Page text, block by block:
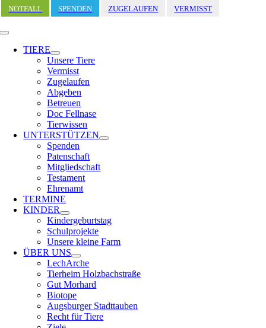
Zum
Inhalt
springen
NOTFALL SPENDEN ZUGELAUFEN VERMISST
Toggle
Navigation
TIERE
Unsere Tiere
Vermisst
Zugelaufen
Abgeben
Betreuen
Doc Fellnase
Tierwissen
UNTERSTÜTZEN
Spenden
Patenschaft
Mitgliedschaft
Testament
Ehrenamt
TERMINE
KINDER
Kindergeburtstag
Schulprojekte
Unsere kleine Farm
ÜBER UNS
LechArche
Tierheim Holzbachstraße
Gut Morhard
Biotope
Augsburger Stadttauben
Recht für Tiere